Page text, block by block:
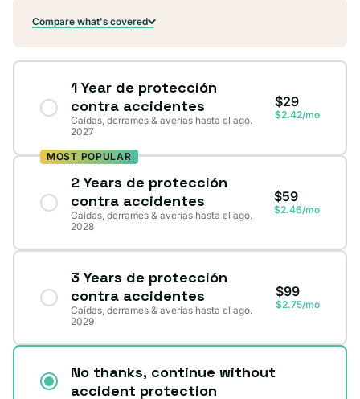
Compare what's covered
1 Year de protección
contra accidentes
Caídas, derrames & averías hasta el ago.
2027
$29
$2.42/mo
MOST POPULAR
2 Years de protección
contra accidentes
Caídas, derrames & averías hasta el ago.
2028
$59
$2.46/mo
3 Years de protección
contra accidentes
Caídas, derrames & averías hasta el ago.
2029
$99
$2.75/mo
No thanks, continue without
accident protection